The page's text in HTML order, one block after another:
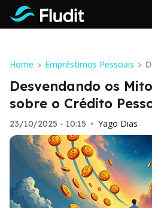
Home > Empréstimos Pessoais >
Desvendando os
sobre o Crédito
23/10/2025 - 10:15 • Yago Dias